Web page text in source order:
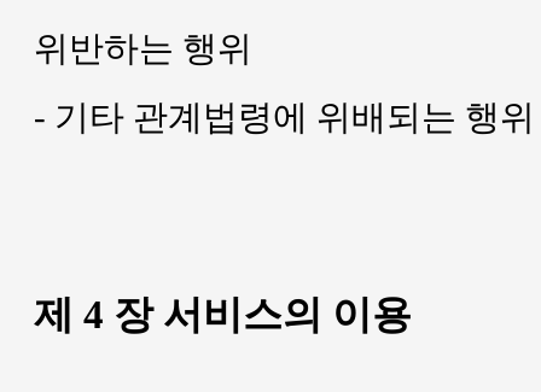
위반하는 행위
- 기타 관계법령에 위배되는 행위
제 4 장 서비스의 이용